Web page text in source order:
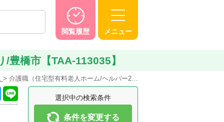
閲覧履歴 メニュー
橋市【TAA-113035】
介護職（住宅型有料老人ホーム/ヘルパー2…
選択中の検索条件
条件を変更する